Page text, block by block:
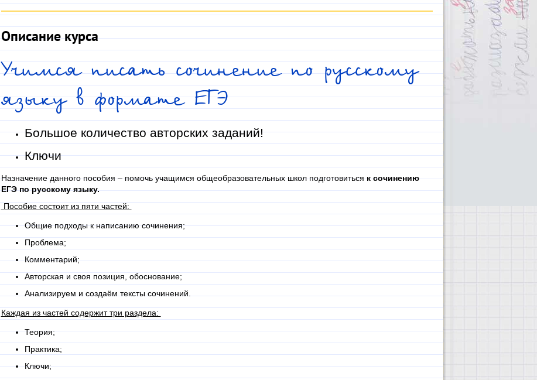
Описание курса
Учимся писать сочинение по русскому
языку в формате ЕГЭ
Большое количество авторских заданий!
Ключи
Назначение данного пособия – помочь учащимся общеобразовательных школ подготовитьсяк сочинению
ЕГЭ по русскому языку.
Пособие состоит из пяти частей:
Общие подходы к написанию сочинения;
Проблема;
Комментарий;
Авторская и своя позиция, обоснование;
Анализируем и создаём тексты сочинений.
Каждая из частей содержит три раздела:
Теория;
Практика;
Ключи;